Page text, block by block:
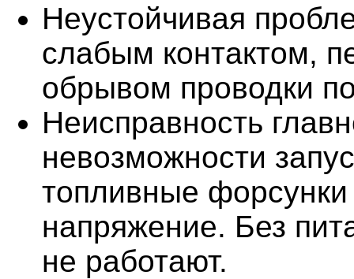
Неустойчивая
слабым контактом,
обрывом проводки
Неисправность
невозможности
топливные форсунки
напряжение. Без
не работают.